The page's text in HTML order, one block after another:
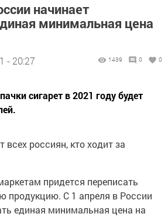
начинает
минимальная цена
- 20:27 1439 0 0
сигарет в 2021 году будет
россиян, кто ходит за
придется переписать
продукцию. С 1 апреля в России
единая минимальная цена на